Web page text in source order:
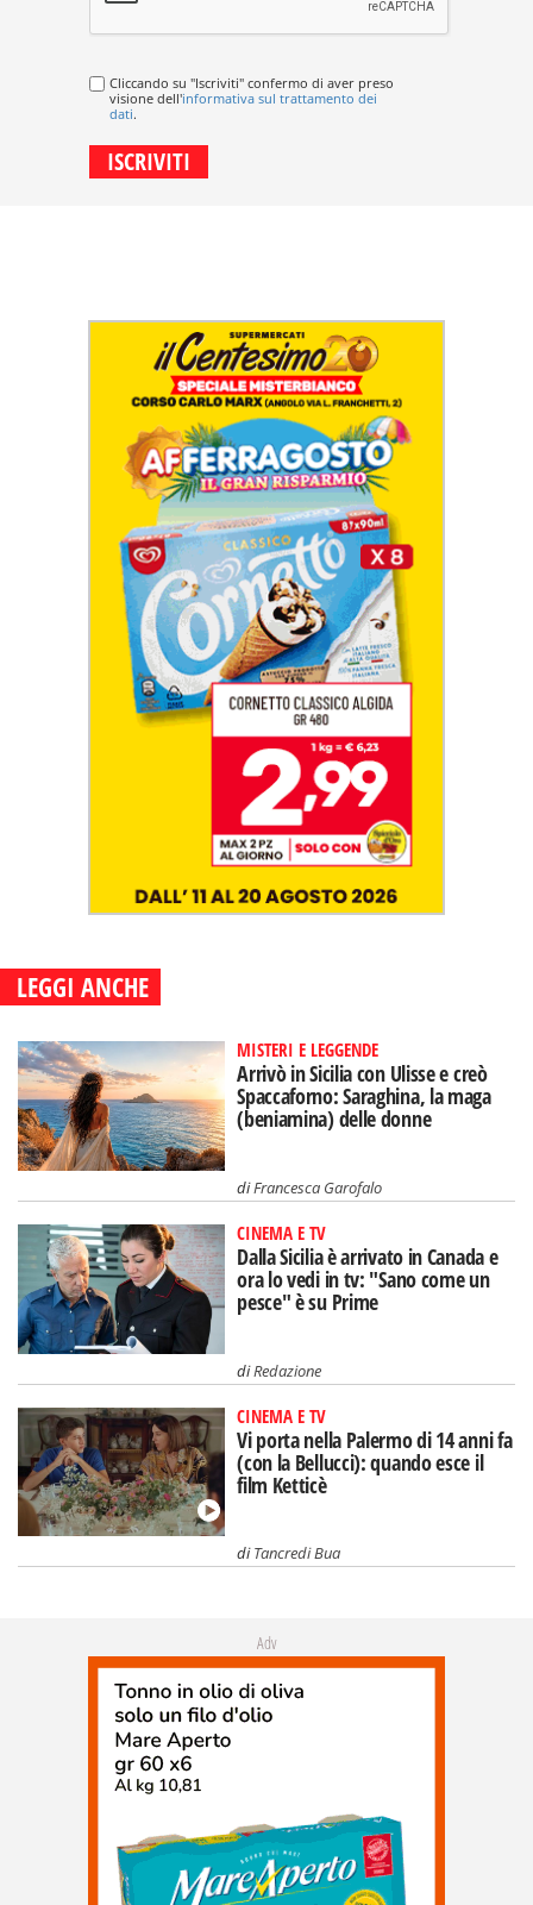
Cliccando su "Iscriviti" confermo di aver preso
visione dell'informativa sul trattamento dei
dati.
LEGGI ANCHE
MISTERI E LEGGENDE
Arrivò in Sicilia con Ulisse e creò
Spaccaforno: Saraghina, la maga
(beniamina) delle donne
diFrancesca Garofalo
CINEMA E TV
Dalla Sicilia è arrivato in Canada e
ora lo vedi in tv: "Sano come un
pesce" è su Prime
diRedazione
CINEMA E TV
Vi porta nella Palermo di 14 anni fa
(con la Bellucci): quando esce il
film Ketticè
diTancredi Bua
Adv